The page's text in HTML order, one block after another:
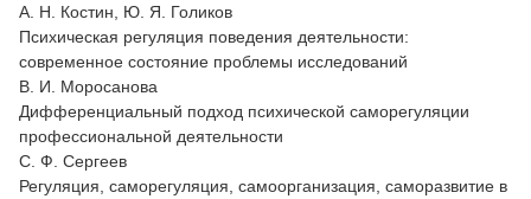
А. Н. Костин, Ю. Я. Голиков
Психическая регуляция поведения деятельности:
современное состояние проблемы исследований
В. И. Моросанова
Дифференциальный подход психической саморегуляции
профессиональной деятельности
С. Ф. Сергеев
Регуляция, саморегуляция, самоорганизация, саморазвитие в